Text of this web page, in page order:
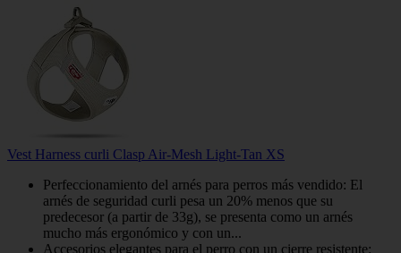
Vest Harness curli Clasp Air-Mesh Light-Tan XS
Perfeccionamiento del arnés para perros más vendido: El
arnés de seguridad curli pesa un 20% menos que su
predecesor (a partir de 33g), se presenta como un arnés
mucho más ergonómico y con un...
Accesorios elegantes para el perro con un cierre resistente: